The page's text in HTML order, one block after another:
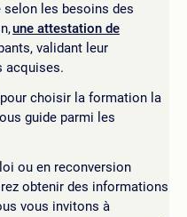
selon les besoins des
une attestation de
validant leur
acquises.
choisir la formation la
guide parmi les
ou en reconversion
obtenir des informations
vous invitons à